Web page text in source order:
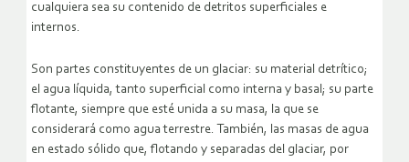
cualquiera sea su contenido de detritos superficiales e
internos.
Son partes constituyentes de un glaciar: su material detrítico;
el agua líquida, tanto superficial como interna y basal; su parte
flotante, siempre que esté unida a su masa, la que se
considerará como agua terrestre. También, las masas de agua
en estado sólido que, flotando y separadas del glaciar, por